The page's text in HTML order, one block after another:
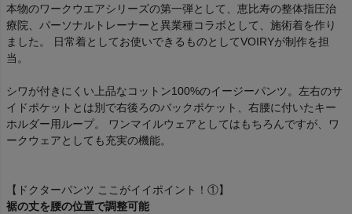
本物のワークウエアシリーズの第一弾として、恵比寿の整体指圧治
療院、パーソナルトレーナーと異業種コラボとして、施術着を作り
ました。 日常着としてお使いできるものとしてVOIRYが制作を担
当。
シワが付きにくい上品なコットン100%のイージーパンツ。左右のサ
イドポケットとは別で右後ろのバックポケット、右腰に付いたキー
ホルダー用ループ。 ワンマイルウェアとしてはもちろんですが、ワ
ークウェアとしても充実の機能。
【ドクターパンツ ここがイイポイント！①】
裾の丈を腰の位置で調整可能